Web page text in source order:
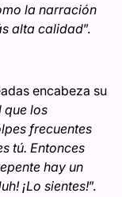
la narración
alta calidad”.
encabeza su
que los
frecuentes
tú. Entonces
hay un
¡Lo sientes!”.